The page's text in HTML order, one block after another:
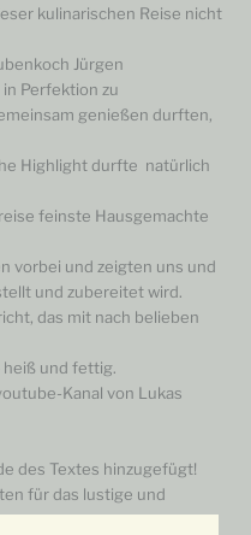
kulinarischen Reise nicht
Jürgen
Perfektion zu
genießen durften,
Highlight durfte natürlich
feinste Hausgemachte
vorbei und zeigten uns und
und zubereitet wird.
das mit nach belieben
heiß und fettig.
Kanal von Lukas
des Textes hinzugefügt!
für das lustige und